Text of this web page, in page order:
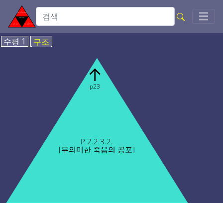
☰
수평 1 구조
P 2.2.3.2.
[무의미한 죽음의 공포]
↑
p23